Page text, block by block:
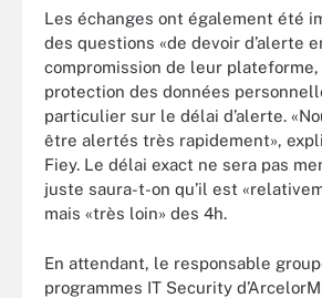
Les échanges ont également été
des questions «de devoir d’alerte
compromission de leur
protection des données
particulier sur le délai d’alerte.
être alertés très rapidement»,
Fiey. Le délai exact ne sera pas
juste saura-t-on qu’il est
mais «très loin» des 4h.
En attendant, le responsable
programmes IT Security